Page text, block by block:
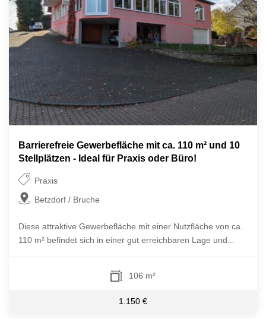
Barrierefreie Gewerbefläche mit ca. 110 m² und 10
Stellplätzen - Ideal für Praxis oder Büro!
Praxis
Betzdorf / Bruche
Diese attraktive Gewerbefläche mit einer Nutzfläche von ca.
110 m² befindet sich in einer gut erreichbaren Lage und...
106 m²
1.150 €